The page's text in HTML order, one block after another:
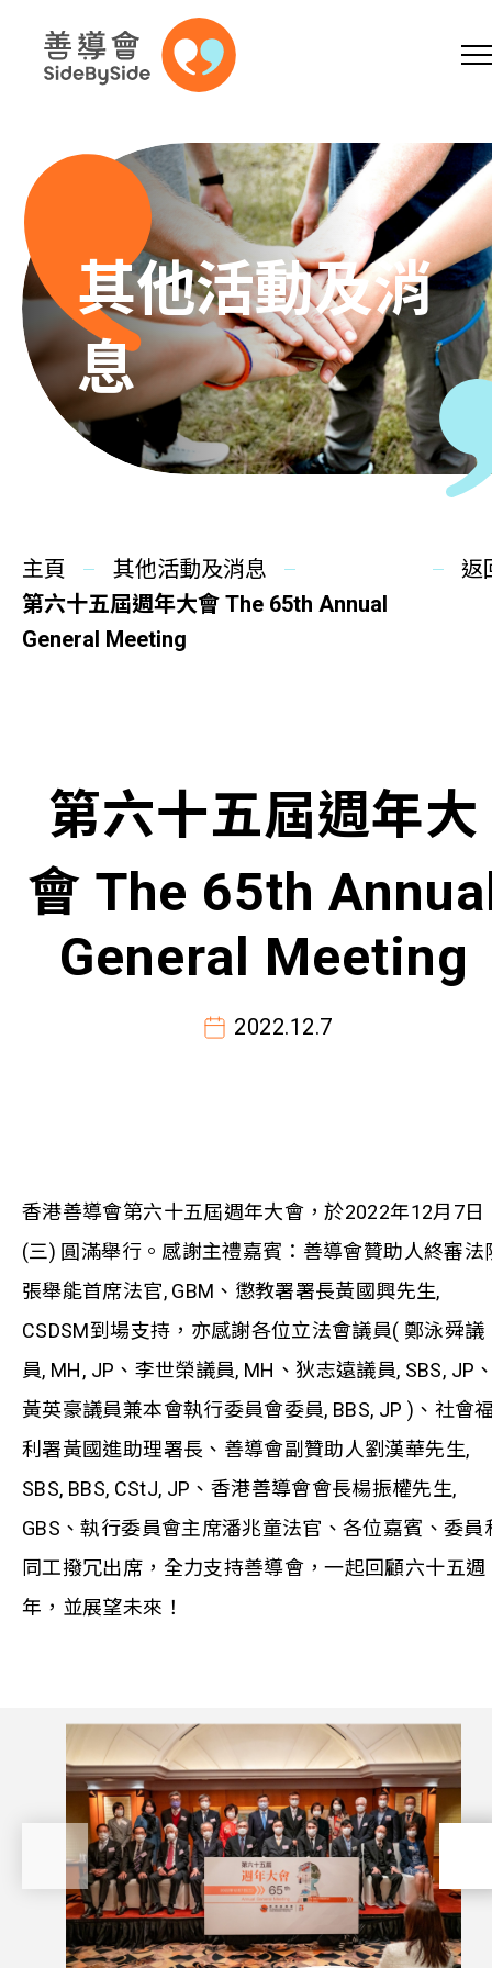
跳到內容（按回車鍵）
A A EN繁 简
主頁
本會服務
慈善活動
其他活動及消息
聯絡我們
其他活動及消
息
主頁
其他活動及消息
第六十五屆週年大會 The 65th Annual
General Meeting
返
第六十五屆週年大
會 The 65th
General Meeting
2022.12.7
香港善導會第六十五屆週年大會，於2022年12月7日
(三) 圓滿舉行。感謝主禮嘉賓：善導會贊助人終審法
張舉能首席法官, GBM、懲教署署長黃國興先生,
CSDSM到場支持，亦感謝各位立法會議員( 鄭泳舜議
員, MH, JP、李世榮議員, MH、狄志遠議員, SBS, JP
黃英豪議員兼本會執行委員會委員, BBS, JP )、社會
利署黃國進助理署長、善導會副贊助人劉漢華先生,
SBS, BBS, CStJ, JP、香港善導會會長楊振權先生,
GBS、執行委員會主席潘兆童法官、各位嘉賓、委員
同工撥冗出席，全力支持善導會，一起回顧六十五週
年，並展望未來！